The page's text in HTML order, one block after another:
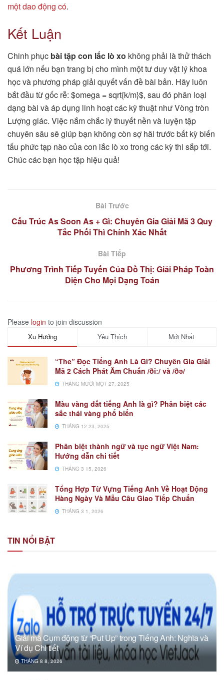
một dao động có.
Kết Luận
Chinh phục bài tập con lắc lò xo không phải là thử thách
quá lớn nếu bạn trang bị cho mình một tư duy vật lý khoa
học và phương pháp giải quyết vấn đề bài bản. Hãy luôn
bắt đầu từ gốc rễ: $omega = sqrt{k/m}$, sau đó phân loại
dạng bài và áp dụng linh hoạt các kỹ thuật như Vòng tròn
Lượng giác. Việc nắm chắc lý thuyết nền và luyện tập
chuyên sâu sẽ giúp bạn không còn sợ hãi trước bất kỳ biến
tấu phức tạp nào của con lắc lò xo trong các kỳ thi sắp tới.
Chúc các bạn học tập hiệu quả!
Bài Trước
Cấu Trúc As Soon As + Gì: Chuyên Gia Giải Mã 3 Quy
Tắc Phối Thì Chính Xác Nhất
Bài Tiếp
Phương Trình Tiếp Tuyến Của Đồ Thị: Giải Pháp Toàn
Diện Cho Mọi Dạng Toán
Please login to join discussion
Xu Hướng Yêu Thích Mới Nhất
“The” Đọc Tiếng Anh Là Gì? Chuyên Gia Giải
Mã 2 Cách Phát Âm Chuẩn /ðiː/ và /ðə/
THÁNG MƯỜI MỘT 27, 2025
Màu vàng đất tiếng Anh là gì? Phân biệt các
sắc thái vàng phổ biến
THÁNG 12 23, 2025
Phân biệt thành ngữ và tục ngữ Việt Nam:
Hướng dẫn chi tiết
THÁNG 3 15, 2026
Tổng Hợp Từ Vựng Tiếng Anh Về Hoạt Động
Hàng Ngày Và Mẫu Câu Giao Tiếp Chuẩn
THÁNG 3 1, 2026
TIN NỔI BẬT
Giải mã Cụm động từ “Put Up” trong Tiếng Anh: Nghĩa và
Ví dụ Chi tiết
THÁNG 8 8, 2026